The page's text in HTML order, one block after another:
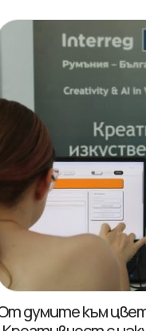
думите към